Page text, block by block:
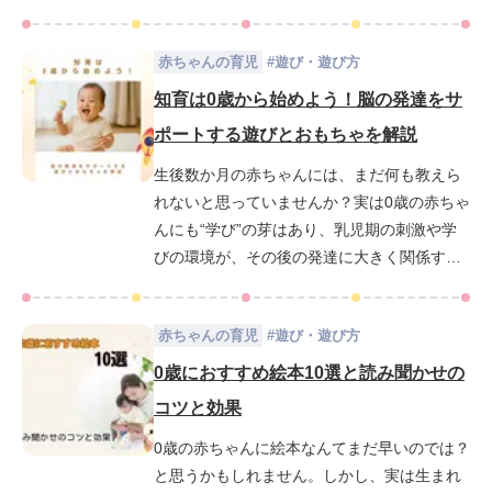
赤ちゃんの育児 #遊び・遊び方
知育は0歳から始めよう！脳の発達をサ
ポートする遊びとおもちゃを解説
生後数か月の赤ちゃんには、まだ何も教えら
れないと思っていませんか？実は0歳の赤ちゃ
んにも“学び”の芽はあり、乳児期の刺激や学
びの環境が、その後の発達に大きく関係する
長が著しい乳児期にこそ取り入れたい取り組
みのひとつです。この記事では、なぜ0歳から
単な遊びやおもちゃの選び方、月齢ごとの発
達に応じた知育ポイントまで具体的にわかり
やすく解説。幼児教室など専門機関の活用法
赤ちゃんの育児 #遊び・遊び方
0歳におすすめ絵本10選と読み聞かせの
コツと効果
0歳の赤ちゃんに絵本なんてまだ早いのでは？
と思うかもしれません。しかし、実は生まれ